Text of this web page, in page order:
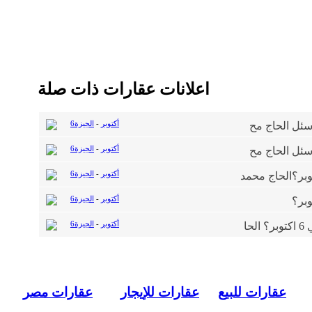
اعلانات عقارات ذات صلة
6أكتوبر - الجيزة
6أكتوبر - الجيزة
6أكتوبر - الجيزة
6أكتوبر - الجيزة
6أكتوبر - الجيزة
عقارات للبيع عقارات للإيجار عقارات مصر